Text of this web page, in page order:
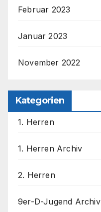
Februar 2023
Januar 2023
November 2022
Kategorien
1. Herren
1. Herren Archiv
2. Herren
9er-D-Jugend Archiv